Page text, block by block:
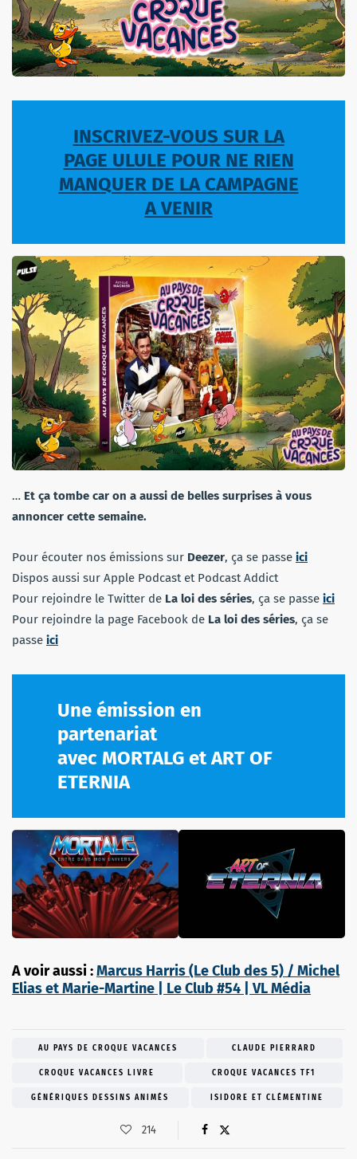
INSCRIVEZ-VOUS SUR LA
PAGE ULULE POUR NE RIEN
MANQUER DE LA CAMPAGNE
A VENIR
… Et ça tombe car on a aussi de belles surprises à vous
annoncer cette semaine.
Pour écouter nos émissions sur Deezer, ça se passe ici
Dispos aussi sur Apple Podcast et Podcast Addict
Pour rejoindre le Twitter de La loi des séries, ça se passe ici
Pour rejoindre la page Facebook de La loi des séries, ça se
passe ici
Une émission en
partenariat
avec MORTALG et ART OF
ETERNIA
A voir aussi :Marcus Harris (Le Club des 5) / Michel
Elias et Marie-Martine | Le Club #54 | VL Média
AU PAYS DE CROQUE VACANCES CLAUDE PIERRARD
CROQUE VACANCES LIVRE CROQUE VACANCES TF1
GÉNÉRIQUES DESSINS ANIMÉS ISIDORE ET CLÉMENTINE
214